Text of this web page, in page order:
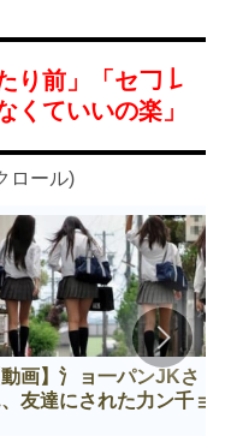
り前」「セ𠃌𠄌
くていいの楽」
ロール)
動画】氵ョ一パンJKさ
、友達にされた力ン千ョ